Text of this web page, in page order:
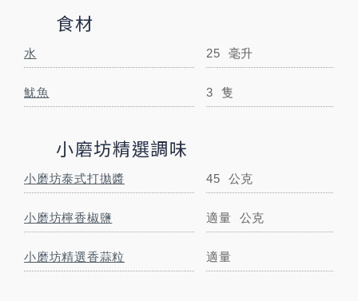
食材
水 25 毫升
魷魚 3 隻
小磨坊精選調味
小磨坊泰式打拋醬 45 公克
小磨坊檸香椒鹽 適量 公克
小磨坊精選香蒜粒 適量
STEP01
食材準備